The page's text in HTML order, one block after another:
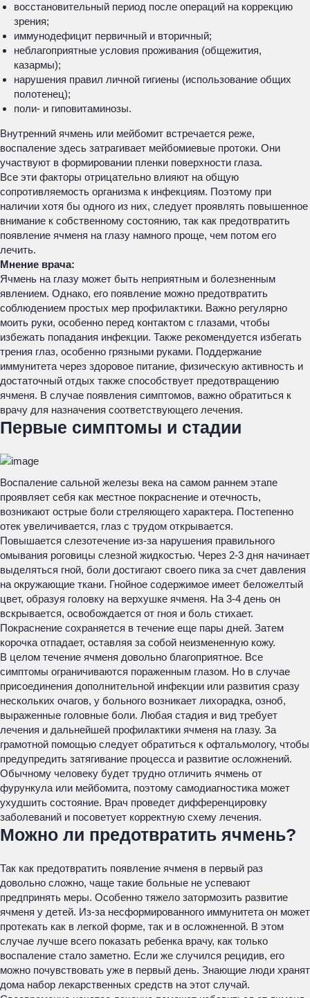
восстановительный период после операций на коррекцию
зрения;
иммунодефицит первичный и вторичный;
неблагоприятные условия проживания (общежития,
казармы);
нарушения правил личной гигиены (использование общих
полотенец);
поли- и гиповитаминозы.
Внутренний ячмень или мейбомит встречается реже,
воспаление здесь затрагивает мейбомиевые протоки. Они
участвуют в формировании пленки поверхности глаза.
Все эти факторы отрицательно влияют на общую
сопротивляемость организма к инфекциям. Поэтому при
наличии хотя бы одного из них, следует проявлять повышенное
внимание к собственному состоянию, так как предотвратить
появление ячменя на глазу намного проще, чем потом его
лечить.
Мнение врача:
Ячмень на глазу может быть неприятным и болезненным
явлением. Однако, его появление можно предотвратить
соблюдением простых мер профилактики. Важно регулярно
моить руки, особенно перед контактом с глазами, чтобы
избежать попадания инфекции. Также рекомендуется избегать
трения глаз, особенно грязными руками. Поддержание
иммунитета через здоровое питание, физическую активность и
достаточный отдых также способствует предотвращению
ячменя. В случае появления симптомов, важно обратиться к
врачу для назначения соответствующего лечения.
Первые симптомы и стадии
Воспаление сальной железы века на самом раннем этапе
проявляет себя как местное покраснение и отечность,
возникают острые боли стреляющего характера. Постепенно
отек увеличивается, глаз с трудом открывается.
Повышается слезотечение из-за нарушения правильного
омывания роговицы слезной жидкостью. Через 2-3 дня начинает
выделяться гной, боли достигают своего пика за счет давления
на окружающие ткани. Гнойное содержимое имеет беложелтый
цвет, образуя головку на верхушке ячменя. На 3-4 день он
вскрывается, освобождается от гноя и боль стихает.
Покраснение сохраняется в течение еще пары дней. Затем
корочка отпадает, оставляя за собой неизмененную кожу.
В целом течение ячменя довольно благоприятное. Все
симптомы ограничиваются пораженным глазом. Но в случае
присоединения дополнительной инфекции или развития сразу
нескольких очагов, у больного возникает лихорадка, озноб,
выраженные головные боли. Любая стадия и вид требует
лечения и дальнейшей профилактики ячменя на глазу. За
грамотной помощью следует обратиться к офтальмологу, чтобы
предупредить затягивание процесса и развитие осложнений.
Обычному человеку будет трудно отличить ячмень от
фурункула или мейбомита, поэтому самодиагностика может
ухудшить состояние. Врач проведет дифференцировку
заболеваний и посоветует корректную схему лечения.
Можно ли предотвратить ячмень?
Так как предотвратить появление ячменя в первый раз
довольно сложно, чаще такие больные не успевают
предпринять меры. Особенно тяжело затормозить развитие
ячменя у детей. Из-за несформированного иммунитета он может
протекать как в легкой форме, так и в осложненной. В этом
случае лучше всего показать ребенка врачу, как только
воспаление стало заметно. Если же случился рецидив, его
можно почувствовать уже в первый день. Знающие люди хранят
дома набор лекарственных средств на этот случай.